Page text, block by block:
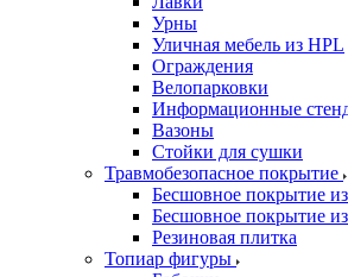
Урны
Уличная мебель из HPL
Ограждения
Велопарковки
Информационные
Вазоны
Стойки для сушки
Травмобезопасное покрытие
Бесшовное покрытие
Бесшовное покрытие
Резиновая плитка
Топиар фигуры